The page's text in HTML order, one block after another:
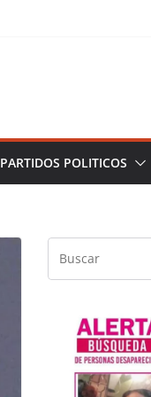
PARTIDOS POLITICOS